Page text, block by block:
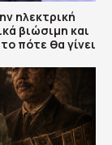
ηλεκτρική
βιώσιμη και
πότε θα γίνει